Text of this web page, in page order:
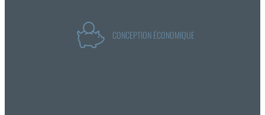
CONCEPTION ÉCONOMIQUE